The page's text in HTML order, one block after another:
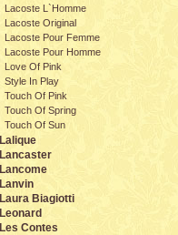
Lacoste L`Homme
Lacoste Original
Lacoste Pour Femme
Lacoste Pour Homme
Love Of Pink
Style In Play
Touch Of Pink
Touch Of Spring
Touch Of Sun
Lalique
Lancaster
Lancome
Lanvin
Laura Biagiotti
Leonard
Les Contes